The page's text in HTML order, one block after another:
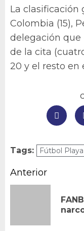
La clasificación
Colombia (15),
delegación que
de la cita
20 y el resto en
Tags: Fútbol Playa
entradas
Anterior